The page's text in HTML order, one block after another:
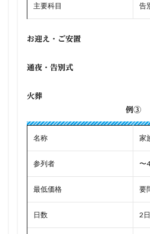
主要科目 告
お迎え・ご安置
通夜・告別式
火葬
例③
名称 家
参列者 〜
最低価格 要
日数 2日